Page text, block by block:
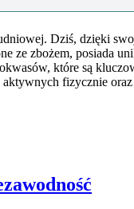
Dziś, dzięki
ze zbożem, posiada
które są
fizycznie